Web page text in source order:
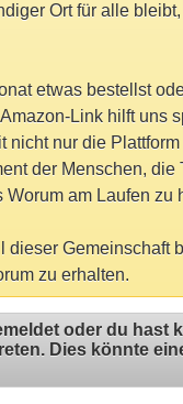
Ort für alle
etwas bestellst
Link hilft uns
nicht nur die
der Menschen, die
Worum am Laufen zu
dieser Gemeinschaft
zu erhalten.
oder du hast
Dies könnte